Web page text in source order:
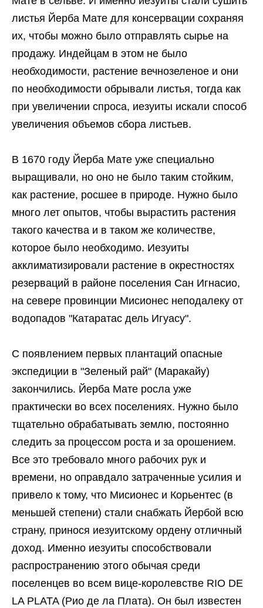
листья Йерба Мате для консервации сохраняя
их, чтобы можно было отправлять сырье на
продажу. Индейцам в этом не было
необходимости, растение вечнозеленое и они
по необходимости обрывали листья, тогда как
при увеличении спроса, иезуиты искали способ
увеличения объемов сбора листьев.
В 1670 году Йерба Мате уже специально
выращивали, но оно не было таким стойким,
как растение, росшее в природе. Нужно было
много лет опытов, чтобы вырастить растения
такого качества и в таком же количестве,
которое было необходимо. Иезуиты
акклиматизировали растение в окрестностях
резерваций в районе поселения Сан Игнасио,
на севере провинции Мисионес неподалеку от
водопадов "Катаратас дель Игуасу".
C появлением первых плантаций опасные
экспедиции в "Зеленый рай" (Маракайу)
закончились. Йерба Мате росла уже
практически во всех поселениях. Нужно было
тщательно обрабатывать землю, постоянно
следить за процессом роста и за орошением.
Все это требовало много рабочих рук и
времени, но оправдало затраченные усилия и
привело к тому, что Мисионес и Корьентес (в
меньшей степени) стали снабжать Йербой всю
страну, принося иезуитскому ордену отличный
доход. Именно иезуиты способствовали
распространению этого обычая среди
поселенцев во всем вице-королевстве RIO DE
LA PLATA (Рио де ла Плата). Он был известен